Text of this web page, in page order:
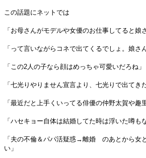
この話題にネットでは
「お母さんがモデルや女優のお仕事してると
「って言いながらコネで出てくるでしょ。娘さ
「この2人の子なら顔はめっちゃ可愛いだろね」
「七光りやりません宣言より、七光りで出て
「最近だと上手くいってる俳優の仲野太賀や趣
「ハセキョー自体は結婚してた時は浮いた噂
「夫の不倫＆パパ活疑惑→離婚 のあとから女
い」